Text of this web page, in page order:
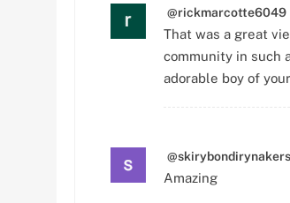
@rickmarcotte6049
That was a great
community in such
adorable boy of
Amazing